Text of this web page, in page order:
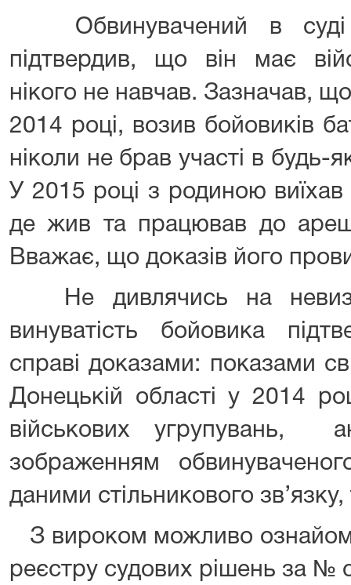
Обвинувачений в суді
підтвердив, що він має
нікого не навчав. Зазначав,
2014 році, возив бойовиків
ніколи не брав участі в будь-
У 2015 році з родиною виїхав
де жив та працював до
Вважає, що доказів його
Не дивлячись на
винуватість бойовика
справі доказами: показами
Донецькій області у 2014
військових угрупувань,
зображенням
даними стільникового
З вироком можливо
реєстру судових рішень за